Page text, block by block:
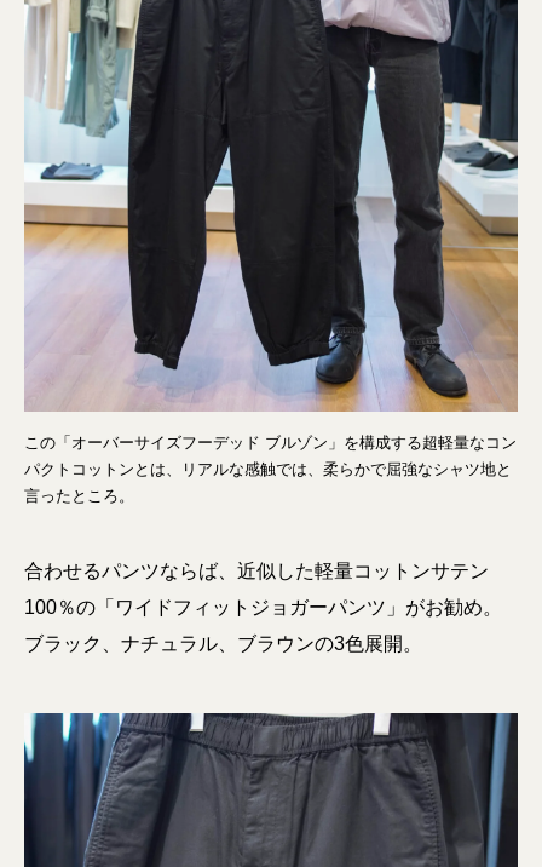
この「オーバーサイズフーデッド ブルゾン」を構成する超軽量なコン
パクトコットンとは、リアルな感触では、柔らかで屈強なシャツ地と
言ったところ。
合わせるパンツならば、近似した軽量コットンサテン
100％の「ワイドフィットジョガーパンツ」がお勧め。
ブラック、ナチュラル、ブラウンの3色展開。